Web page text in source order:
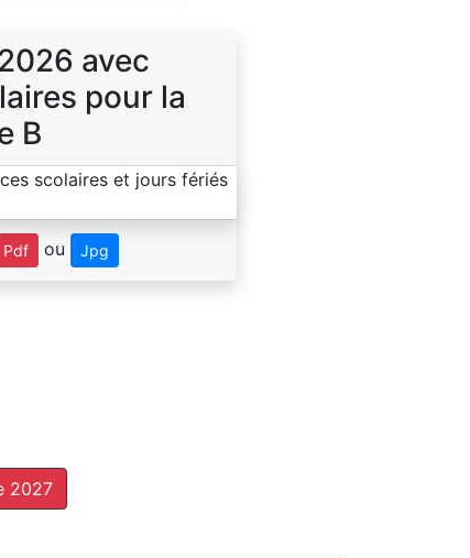
avec
pour la
B
Pdf ou Jpg
2027